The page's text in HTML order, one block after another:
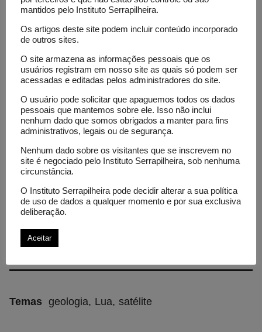
no início de sua diferenciação.
Nesse processo, os elementos mais pesados
afundaram em direção ao centro da Terra,
formando um núcleo de liga metálica de ferro e
níquel (cuja rotação é responsável por nosso
campo magnético) e deixando para trás uma
camada externa enriquecida de elementos mais
leves (principalmente silício), cuja composição se
assemelha aos magmas que hoje são expelidos
nos limites em que as placas tectônicas se
separam, formando as chamadas dorsais meso-
oceânicas.
Leia o texto completo no blog
na Folha de S.Paulo.
Temas geologia Lua satélite
mantidos pelo Instituto Serrapilheira.
Os artigos deste site podem incluir conteúdo incorporado
de outros sites.
O site armazena as informações pessoais que os
usuários registram em nosso site as quais só podem ser
acessadas e editadas pelos administradores do site.
O usuário pode solicitar que apaguemos todos os dados
pessoais que mantemos sobre ele. Isso não inclui
nenhum dado que somos obrigados a manter para fins
administrativos, legais ou de segurança.
Nenhum dado sobre os visitantes que se inscrevem no
site é negociado pelo Instituto Serrapilheira, sob nenhuma
circunstância.
O Instituto Serrapilheira pode decidir alterar a sua política
de uso de dados a qualquer momento e por sua exclusiva
deliberação.
Aceitar